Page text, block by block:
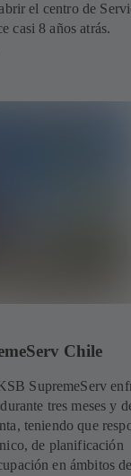
el centro de
casi 8 años atrás.
Chile
SupremeServ
tres meses y
teniendo que
de planificación
en ámbitos